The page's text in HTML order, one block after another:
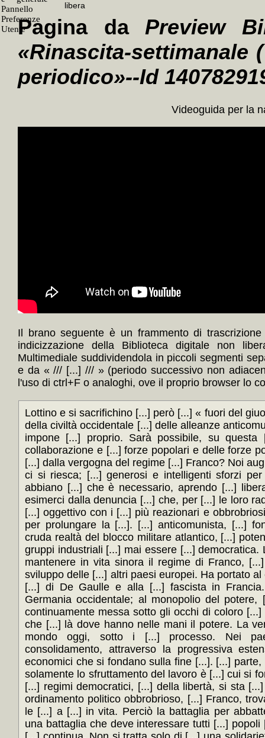
Pagina da Preview
«Rinascita-settimanale
periodico»--Id
Videoguida per la
Il brano seguente è un frammento di
indicizzazione della Biblioteca digitale non
Multimediale suddividendola in piccoli segmenti
e da « /// [...] /// » (periodo successivo non
l'uso di ctrl+F o analoghi, ove il proprio browser lo
Lottino e si sacrifichino [...] però [...] « fuori del
della civiltà occidentale [...] delle alleanze
impone [...] proprio. Sarà possibile, su
collaborazione e [...] forze popolari e delle forze
[...] dalla vergogna del regime [...] Franco? Noi
ci si riesca; [...] generosi e intelligenti sforzi
abbiano [...] che è necessario, aprendo [...]
esimerci dalla denuncia [...] che, per [...] le loro
[...] oggettivo con i [...] più reazionari e
per prolungare la [...]. [...] anticomunista, [...]
cruda realtà del blocco militare atlantico, [...]
gruppi industriali [...] mai essere [...] democratica.
mantenere in vita sinora il regime di Franco,
sviluppo delle [...] altri paesi europei. Ha portato
[...] di De Gaulle e alla [...] fascista in
Germania occidentale; al monopolio del
continuamente messa sotto gli occhi di coloro
che [...] là dove hanno nelle mani il potere. La
mondo oggi, sotto i [...] processo. Nei
consolidamento, attraverso la progressiva
economici che si fondano sulla fine [...]. [...]
solamente lo sfruttamento del lavoro è [...] cui si
[...] regimi democratici, [...] della libertà, si sta
ordinamento politico obbrobrioso, [...] Franco,
le [...] a [...] in vita. Perciò la battaglia per
una battaglia che deve interessare tutti [...]